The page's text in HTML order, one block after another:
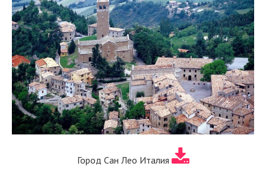
Город Сан Лео Италия